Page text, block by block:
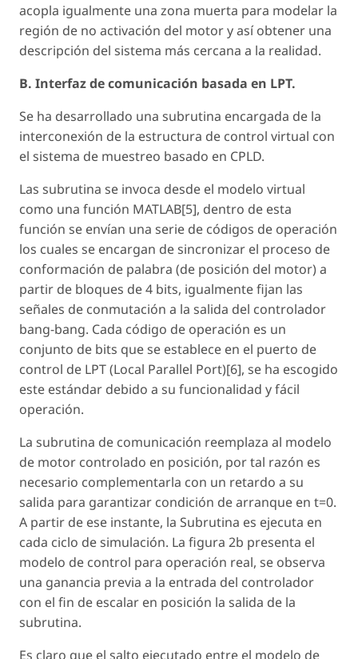
acopla igualmente una zona muerta para modelar la
región de no activación del motor y así obtener una
descripción del sistema más cercana a la realidad.
B. Interfaz de comunicación basada en LPT.
Se ha desarrollado una subrutina encargada de la
interconexión de la estructura de control virtual con
el sistema de muestreo basado en CPLD.
Las subrutina se invoca desde el modelo virtual
como una función MATLAB[5], dentro de esta
función se envían una serie de códigos de operación
los cuales se encargan de sincronizar el proceso de
conformación de palabra (de posición del motor) a
partir de bloques de 4 bits, igualmente fijan las
señales de conmutación a la salida del controlador
bang-bang. Cada código de operación es un
conjunto de bits que se establece en el puerto de
control de LPT (Local Parallel Port)[6], se ha escogido
este estándar debido a su funcionalidad y fácil
operación.
La subrutina de comunicación reemplaza al modelo
de motor controlado en posición, por tal razón es
necesario complementarla con un retardo a su
salida para garantizar condición de arranque en t=0.
A partir de ese instante, la Subrutina es ejecuta en
cada ciclo de simulación. La figura 2b presenta el
modelo de control para operación real, se observa
una ganancia previa a la entrada del controlador
con el fin de escalar en posición la salida de la
subrutina.
Es claro que el salto ejecutado entre el modelo de